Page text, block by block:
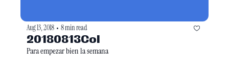
Aug 13, 2018 • 8 min read
20180813Col
Para empezar bien la semana